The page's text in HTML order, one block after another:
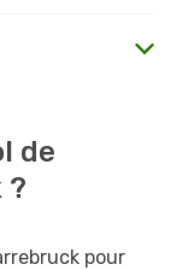
de
?
pour